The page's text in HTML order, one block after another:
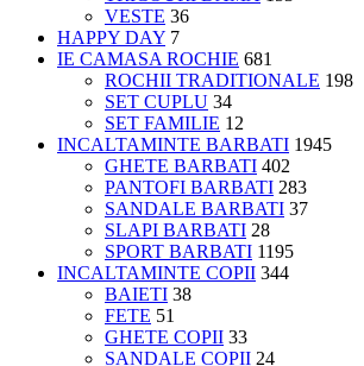
VESTE 36
HAPPY DAY 7
IE CAMASA ROCHIE 681
ROCHII TRADITIONALE 198
SET CUPLU 34
SET FAMILIE 12
INCALTAMINTE BARBATI 1945
GHETE BARBATI 402
PANTOFI BARBATI 283
SANDALE BARBATI 37
SLAPI BARBATI 28
SPORT BARBATI 1195
INCALTAMINTE COPII 344
BAIETI 38
FETE 51
GHETE COPII 33
SANDALE COPII 24